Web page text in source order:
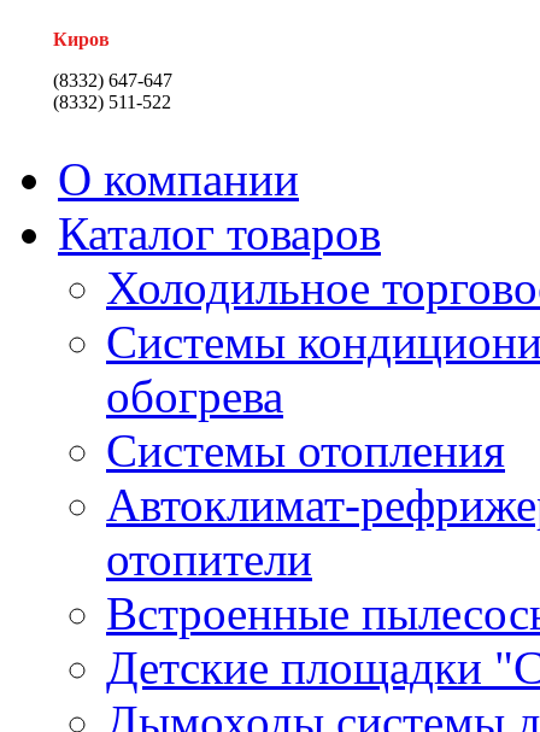
Киров
(8332) 647-647
(8332) 511-522
О компании
Каталог товаров
Холодильное
Системы
обогрева
Системы отопления
Автоклимат-
отопители
Встроенные
Детские площадки